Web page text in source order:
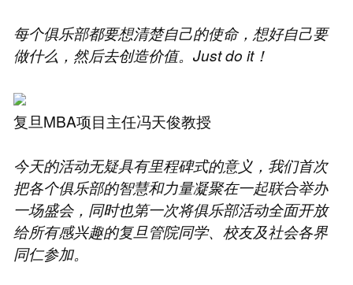
每个俱乐部都要想清楚自己的使命，想好自己要
做什么，然后去创造价值。Just do it！
复旦MBA项目主任冯天俊教授
今天的活动无疑具有里程碑式的意义，我们首次
把各个俱乐部的智慧和力量凝聚在一起联合举办
一场盛会，同时也第一次将俱乐部活动全面开放
给所有感兴趣的复旦管院同学、校友及社会各界
同仁参加。